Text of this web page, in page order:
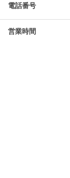
電話番号
営業時間